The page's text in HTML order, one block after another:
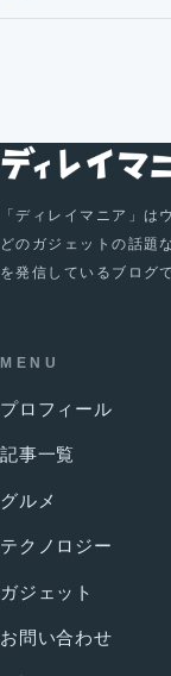
「ディレイマニア」
どのガジェットの話題
を発信しているブログ
MENU
プロフィール
記事一覧
グルメ
テクノロジー
ガジェット
お問い合わせ